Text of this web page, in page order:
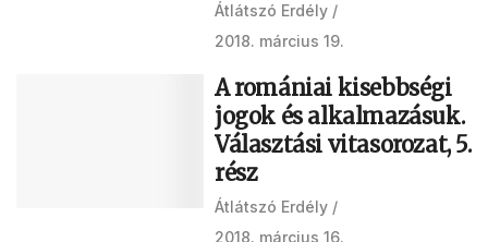
Átlátszó Erdély
2018. március 19.
A romániai kisebbségi
jogok és alkalmazásuk.
Választási vitasorozat, 5.
rész
Átlátszó Erdély
2018. március 16.